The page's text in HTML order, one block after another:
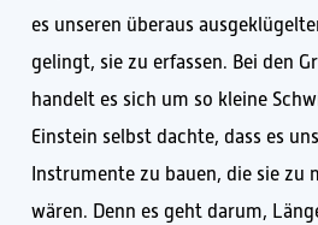
es unseren überaus
gelingt, sie zu erfassen. Bei den
handelt es sich um so kleine
Einstein selbst dachte, dass es
Instrumente zu bauen, die sie zu
wären. Denn es geht darum,